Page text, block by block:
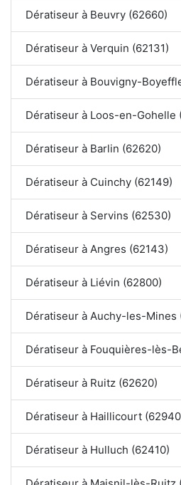
Dératiseur à Beuvry (62660)
Dératiseur à Verquin (62131)
Dératiseur à Bouvigny-
Dératiseur à Loos-en-Gohelle
Dératiseur à Barlin (62620)
Dératiseur à Cuinchy (62149)
Dératiseur à Servins (62530)
Dératiseur à Angres (62143)
Dératiseur à Liévin (62800)
Dératiseur à Auchy-les-Mines
Dératiseur à Fouquières-lès-
Dératiseur à Ruitz (62620)
Dératiseur à Haillicourt
Dératiseur à Hulluch (62410)